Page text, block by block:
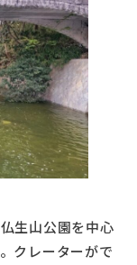
生山公園を中心
クレーターがで